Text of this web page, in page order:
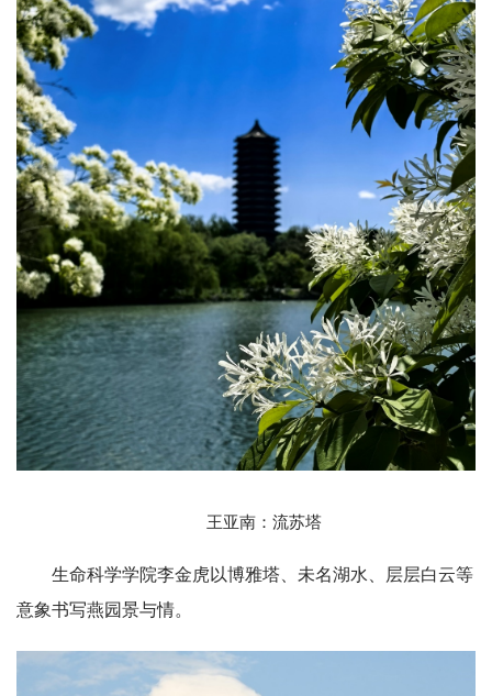
王亚南：流苏塔
生命科学学院李金虎以博雅塔、未名湖水、层层白云等
意象书写燕园景与情。